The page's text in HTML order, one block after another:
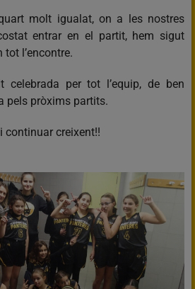
molt igualat, on a les nostres
entrar en el partit, hem sigut
l’encontre.
celebrada per tot l’equip, de ben
pels pròxims partits.
continuar creixent!!